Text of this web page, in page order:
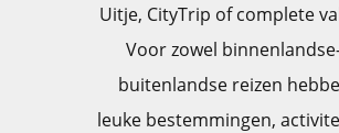
Uitje, CityTrip of complete
Voor zowel
buitenlandse reizen
leuke bestemmingen,